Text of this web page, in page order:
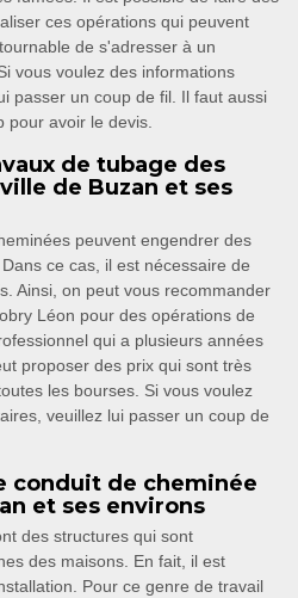
ces opérations qui peuvent
de s'adresser à un
vous voulez des informations
passer un coup de fil. Il faut aussi
pour avoir le devis.
de tubage des
de Buzan et ses
peuvent engendrer des
ce cas, il est nécessaire de
Ainsi, on peut vous recommander
Léon pour des opérations de
qui a plusieurs années
proposer des prix qui sont très
les bourses. Si vous voulez
veuillez lui passer un coup de
conduit de cheminée
et ses environs
des structures qui sont
des maisons. En fait, il est
Pour ce genre de travail